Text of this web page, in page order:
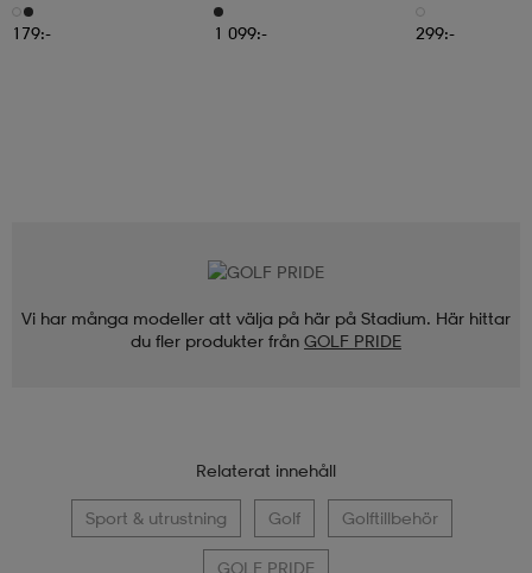
179:- 1 099:- 299:-
Vi har många modeller att välja på här på Stadium. Här hittar
du fler produkter från GOLF PRIDE
Relaterat innehåll
Sport & utrustning Golf Golftillbehör
GOLF PRIDE